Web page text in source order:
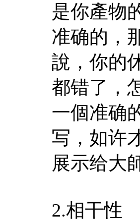
是你產物
准确的，
說，你的
都错了，
一個准确
写，如许
展示给大
2.相干性